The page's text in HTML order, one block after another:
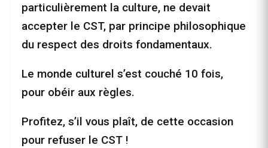
particulièrement la culture, ne devait
accepter le CST, par principe philosophique
du respect des droits fondamentaux.
Le monde culturel s’est couché 10 fois,
pour obéir aux règles.
Profitez, s’il vous plaît, de cette occasion
pour refuser le CST !